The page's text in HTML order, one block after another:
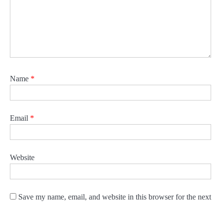
Name *
Email *
Website
Save my name, email, and website in this browser for the next